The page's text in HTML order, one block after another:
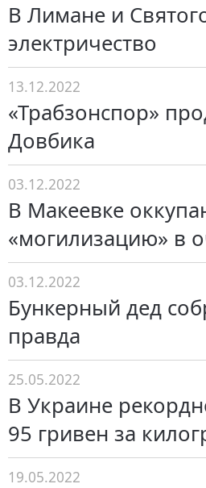
В Лимане и
электричество
13.12.2022
«Трабзонспор»
Довбика
03.12.2022
В Макеевке
«могилизацию» в
03.12.2022
Бункерный дед
правда
25.05.2022
В Украине
95 гривен за
19.05.2022